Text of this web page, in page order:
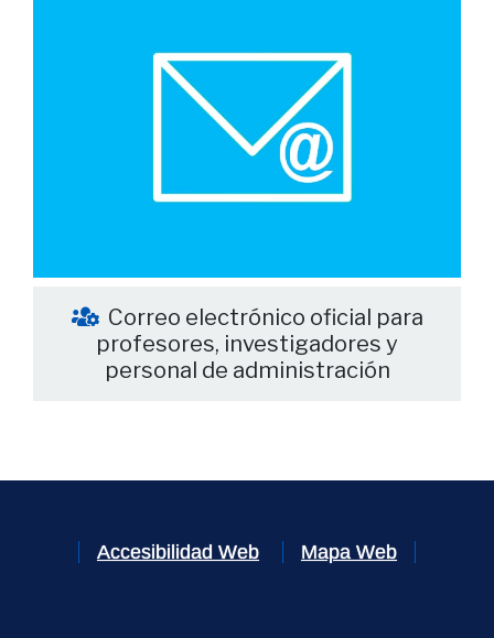
Correo electrónico oficial para
profesores, investigadores y
personal de administración
Accesibilidad Web Mapa Web